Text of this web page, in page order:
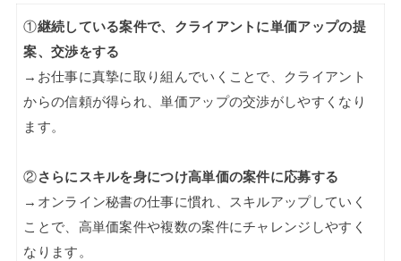
①継続している案件で、クライアントに単価アップの提
案、交渉をする
→お仕事に真摯に取り組んでいくことで、クライアント
からの信頼が得られ、単価アップの交渉がしやすくなり
ます。
②さらにスキルを身につけ高単価の案件に応募する
→オンライン秘書の仕事に慣れ、スキルアップしていく
ことで、高単価案件や複数の案件にチャレンジしやすく
なります。